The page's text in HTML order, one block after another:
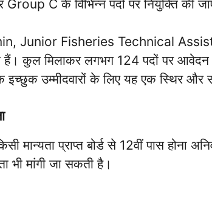
C के विभिन्न पदों पर नियुक्ति की
Junior Fisheries Technical
कुल मिलाकर लगभग 124 पदों पर आवेदन
इच्छुक उम्मीदवारों के लिए यह एक स्थिर
मान्यता प्राप्त बोर्ड से 12वीं पास होना
भी मांगी जा सकती है।